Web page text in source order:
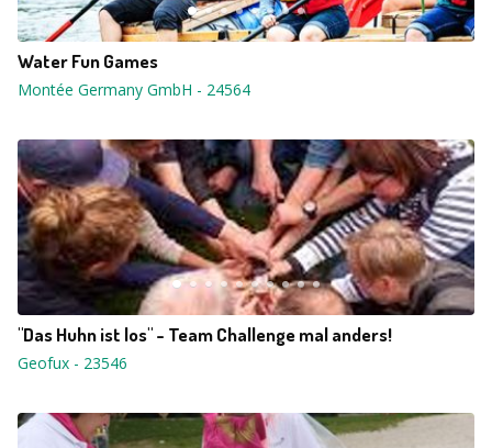
Water Fun Games
Montée Germany GmbH - 24564
"Das Huhn ist los" - Team Challenge mal anders!
Geofux - 23546